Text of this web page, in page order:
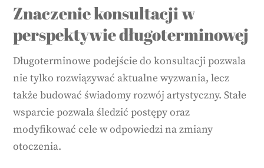
Znaczenie konsultacji w
perspektywie długoterminowej
Długoterminowe podejście do konsultacji pozwala
nie tylko rozwiązywać aktualne wyzwania, lecz
także budować świadomy rozwój artystyczny. Stałe
wsparcie pozwala śledzić postępy oraz
modyfikować cele w odpowiedzi na zmiany
otoczenia.